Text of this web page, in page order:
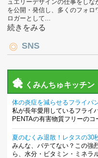
ュエリーデザインの仕事をし
を公開・発信し、多くのフォ
ロガーとして...
続きをみる
SNS
くみんちゅキッチン
体の炎症を減らせるフライパ
私が長年愛用しているフライ
PENTAの有害物質フリーのコ
夏のむくみ退散！レタスの30
みんな、バテてない？この強
ら、水分・ビタミン・ミネラ